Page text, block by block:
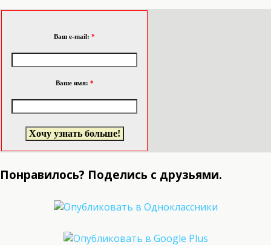
Ваш e-mail: *
Ваше имя: *
Понравилось? Поделись с друзьями.